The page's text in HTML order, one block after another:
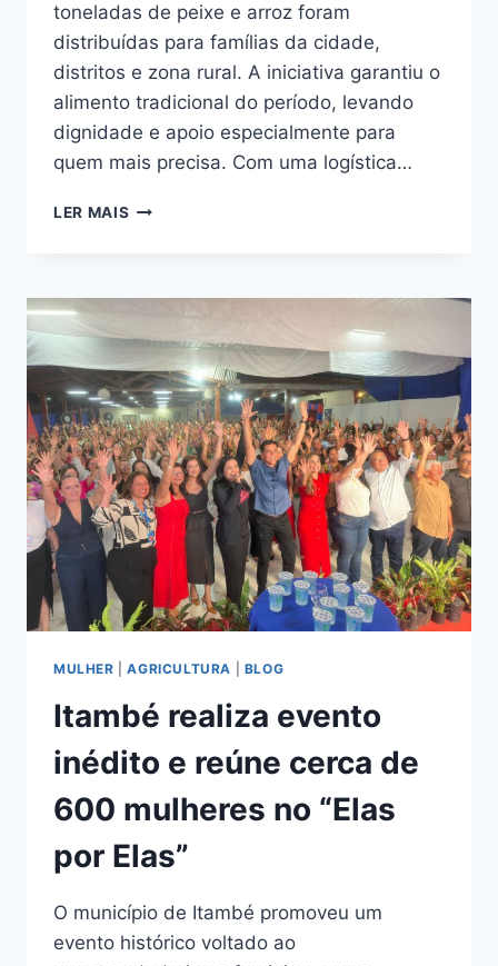
toneladas de peixe e arroz foram
distribuídas para famílias da cidade,
distritos e zona rural. A iniciativa garantiu o
alimento tradicional do período, levando
dignidade e apoio especialmente para
quem mais precisa. Com uma logística…
LER MAIS
MULHER |AGRICULTURA BLOG
Itambé realiza evento
inédito e reúne cerca de
600 mulheres no “Elas
por Elas”
O município de Itambé promoveu um
evento histórico voltado ao